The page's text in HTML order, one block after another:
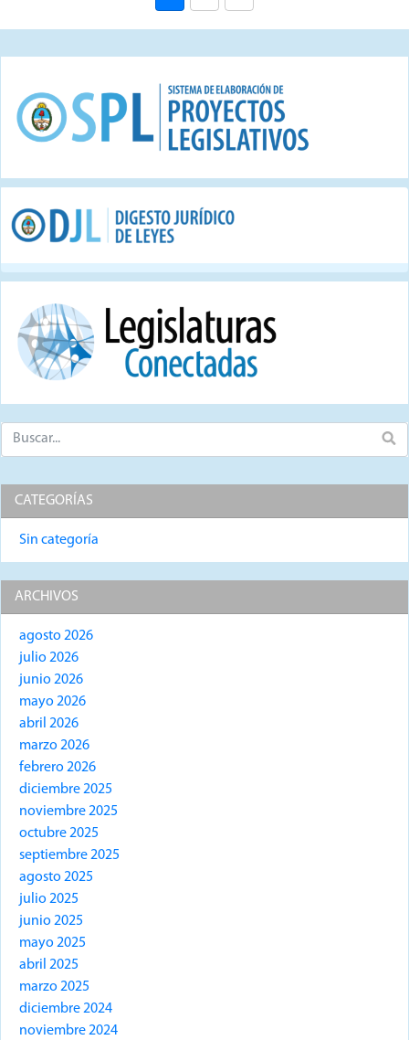
CATEGORÍAS
Sin categoría
ARCHIVOS
agosto 2026
julio 2026
junio 2026
mayo 2026
abril 2026
marzo 2026
febrero 2026
diciembre 2025
noviembre 2025
octubre 2025
septiembre 2025
agosto 2025
julio 2025
junio 2025
mayo 2025
abril 2025
marzo 2025
diciembre 2024
noviembre 2024